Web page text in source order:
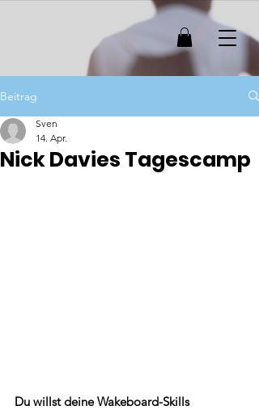
Beitrag
Nick Davies Tagescamp
Sven
14. Apr.
Du willst deine Wakeboard-Skills